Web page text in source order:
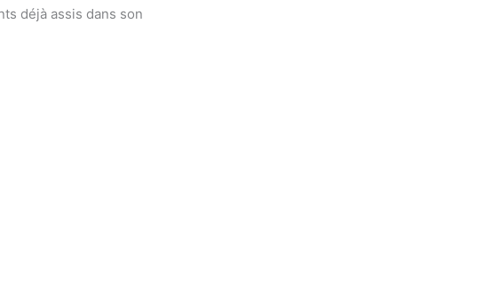
déjà assis dans son